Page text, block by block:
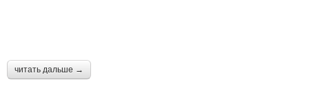
читать дальше →